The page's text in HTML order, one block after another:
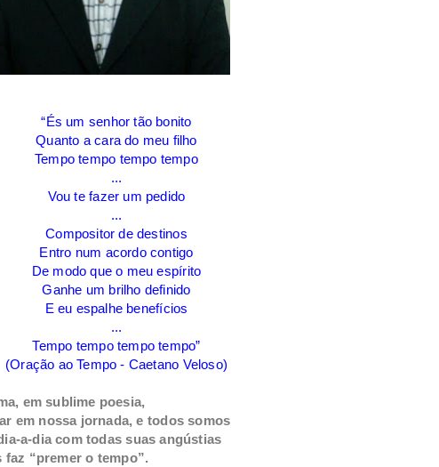
“És um senhor tão bonito
Quanto a cara do meu filho
Tempo tempo tempo tempo
...
Vou te fazer um pedido
...
Compositor de destinos
Entro num acordo contigo
De modo que o meu espírito
Ganhe um brilho definido
E eu espalhe benefícios
...
Tempo tempo tempo tempo”
(Oração ao Tempo - Caetano Veloso)
em sublime poesia,
em nossa jornada, e todos somos
a-dia com todas suas angústias
“premer o tempo”.